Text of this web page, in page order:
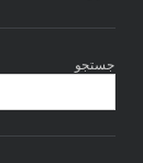
کناری
جستجو